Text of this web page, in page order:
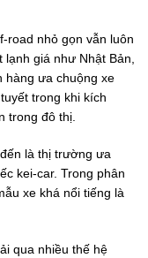
road nhỏ gọn vẫn luôn
giá như Nhật Bản,
hàng ưa chuộng xe
trong khi kích
trong đô thị.
là thị trường ưa
kei-car. Trong phân
xe khá nổi tiếng là
qua nhiều thế hệ